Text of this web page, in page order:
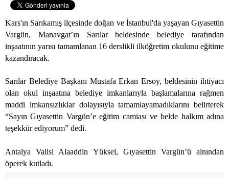
Kars'ın Sarıkamış ilçesinde doğan ve İstanbul'da yaşayan Gıyasettin
Vargün, Manavgat’ın Sarılar beldesinde belediye tarafından
inşaatının yarısı tamamlanan 16 derslikli ilköğretim okulunu eğitime
kazandıracak.
Sarılar Belediye Başkanı Mustafa Erkan Ersoy, beldesinin ihtiyacı
olan okul inşaatına belediye imkanlarıyla başlamalarına rağmen
maddi imkansızlıklar dolayısıyla tamamlayamadıklarını belirterek
“Sayın Gıyasettin Vargün’e eğitim camiası ve belde halkım adına
teşekkür ediyorum” dedi.
Antalya Valisi Alaaddin Yüksel, Gıyasettin Vargün’ü alnından
öperek kutladı.